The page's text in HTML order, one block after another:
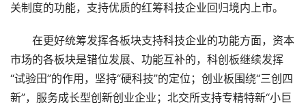
关制度的功能，支持优质的红筹科技企业回归境内上市。
在更好统筹发挥各板块支持科技企业的功能方面，资本
市场的各板块是错位发展、功能互补的，科创板继续发挥
“试验田”的作用，坚持“硬科技”的定位；创业板围绕“三创四
新”，服务成长型创新创业企业；北交所支持专精特新“小巨